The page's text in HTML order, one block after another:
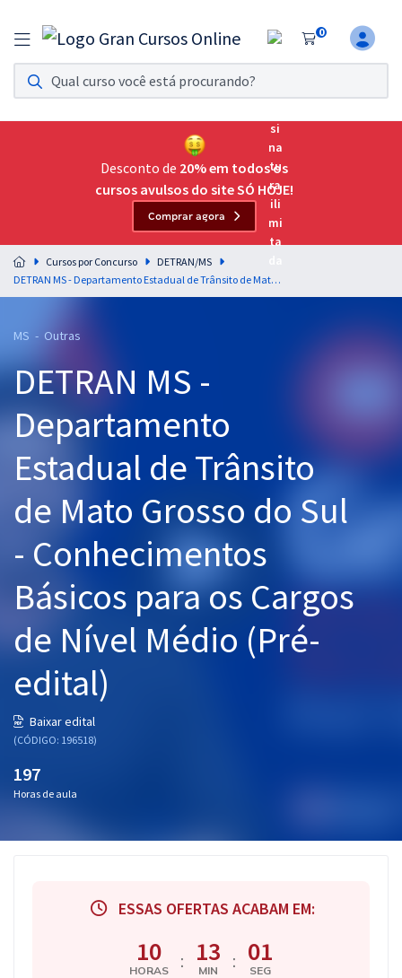
0
Assinatura Ilimitada 11
Acesso a todos os cursos. Teste grátis por 7 dias!
Assinatura OAB Até Passar
Acesso ilimitado a toda preparação para o Exame da
Residências Multiprofissionais
Preparação completa e intensiva para as principais
residências em saúde do Brasil
Cursos 20% OFF
Pós
Graduação
OAB
Questões grátis
Conteúdo gratuito
Aprovados
Atendimento
Desconto de 20% em todos os
cursos avulsos do site SÓ HOJE!
Comprar agora
Cursos por Concurso
DETRAN/MS
DETRAN MS - Departamento Estadual de Trânsito de Mato Grosso do Sul - Conhecimentos Básicos para os Cargos de Nível Médio (Pré-edital)
MS - Outras
DETRAN MS -
Departamento
Estadual de Trânsito
de Mato Grosso do Sul
- Conhecimentos
Básicos para os Cargos
de Nível Médio (Pré-
edital)
Baixar edital
(CÓDIGO: 196518)
197
Horas de aula
ESSAS OFERTAS ACABAM EM:
10
HORAS : 13
MIN : 00
SEG